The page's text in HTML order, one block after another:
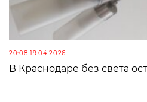
20:08 19.04.2026
В Краснодаре без света